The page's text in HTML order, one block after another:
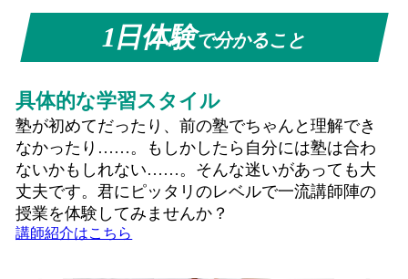
1日体験で分かること
具体的な学習スタイル
塾が初めてだったり、前の塾でちゃんと理解でき
なかったり……。もしかしたら自分には塾は合わ
ないかもしれない……。そんな迷いがあっても大
丈夫です。君にピッタリのレベルで一流講師陣の
授業を体験してみませんか？
講師紹介はこちら